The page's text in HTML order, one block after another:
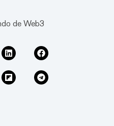
de Web3